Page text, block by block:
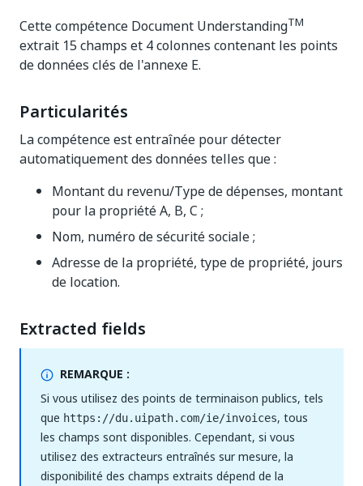
Cette compétence Document UnderstandingTM
extrait 15 champs et 4 colonnes contenant les points
de données clés de l'annexe E.
Particularités
La compétence est entraînée pour détecter
automatiquement des données telles que :
Montant du revenu/Type de dépenses, montant
pour la propriété A, B, C ;
Nom, numéro de sécurité sociale ;
Adresse de la propriété, type de propriété, jours
de location.
Extracted fields
REMARQUE :
Si vous utilisez des points de terminaison publics, tels
que https://du.uipath.com/ie/invoices, tous
les champs sont disponibles. Cependant, si vous
utilisez des extracteurs entraînés sur mesure, la
disponibilité des champs extraits dépend de la